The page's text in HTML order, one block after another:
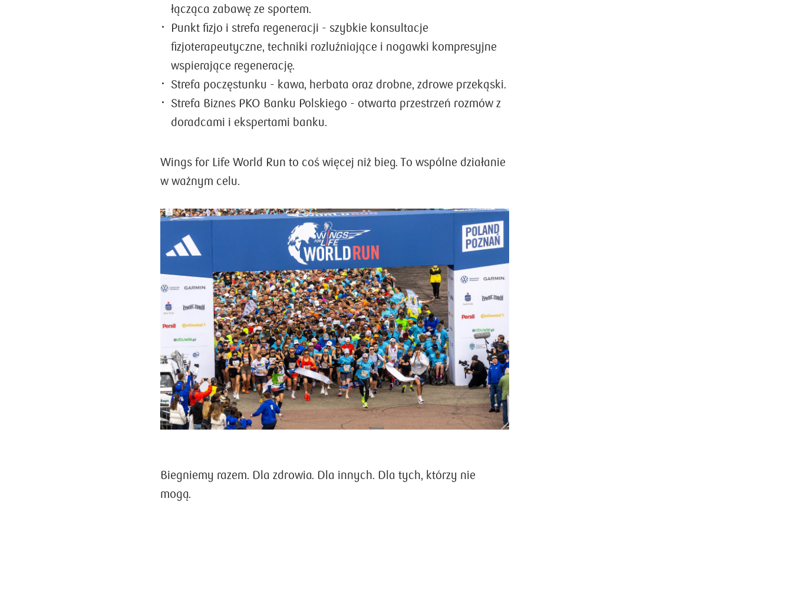
łącząca zabawę ze sportem.
Punkt fizjo i strefa regeneracji - szybkie konsultacje
fizjoterapeutyczne, techniki rozluźniające i nogawki kompresyjne
wspierające regenerację.
Strefa poczęstunku - kawa, herbata oraz drobne, zdrowe przekąski.
Strefa Biznes PKO Banku Polskiego - otwarta przestrzeń rozmów z
doradcami i ekspertami banku.
Wings for Life World Run to coś więcej niż bieg. To wspólne działanie
w ważnym celu.
Biegniemy razem. Dla zdrowia. Dla innych. Dla tych, którzy nie
mogą.